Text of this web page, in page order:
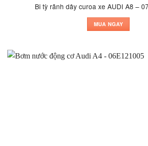
Bi tỳ rãnh dây curoa xe AUDI A8 –
MUA NGAY